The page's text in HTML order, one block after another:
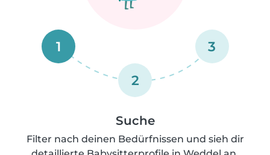
1
2
3
Suche
Filter nach deinen Bedürfnissen und sieh dir